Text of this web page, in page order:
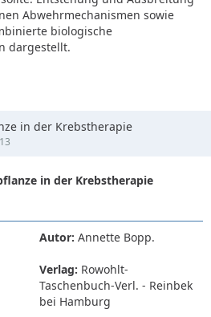
Abwehrmechanismen sowie
biologische
dargestellt.
in der Krebstherapie
in der Krebstherapie
Autor: Annette Bopp.
Verlag: Rowohlt-
Taschenbuch-Verl. - Reinbek
bei Hamburg